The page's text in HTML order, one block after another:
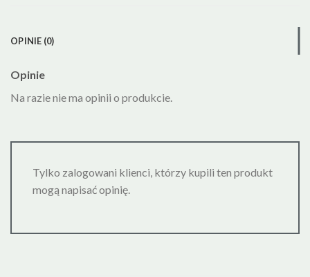
OPINIE (0)
Opinie
Na razie nie ma opinii o produkcie.
Tylko zalogowani klienci, którzy kupili ten produkt
mogą napisać opinię.